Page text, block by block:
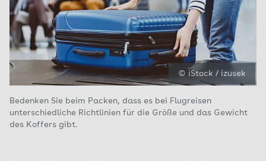
© iStock / izusek
Bedenken Sie beim Packen, dass es bei Flugreisen
unterschiedliche Richtlinien für die Größe und das Gewicht
des Koffers gibt.